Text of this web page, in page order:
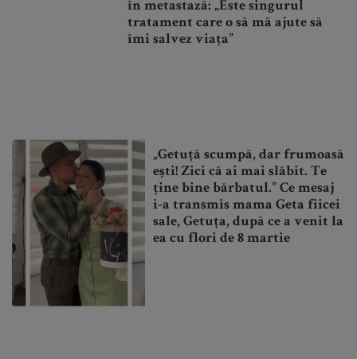
în metastază: „Este singurul
tratament care o să mă ajute să
îmi salvez viața”
„Getuță scumpă, dar frumoasă
ești! Zici că ai mai slăbit. Te
ține bine bărbatul.” Ce mesaj
i-a transmis mama Geta fiicei
sale, Getuța, după ce a venit la
ea cu flori de 8 martie